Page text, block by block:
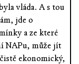
vláda. A s tou
jde o
a ze které
NAPu, může jít
ekonomický,